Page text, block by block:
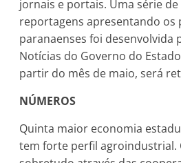
jornais e portais. Uma série de
reportagens apresentando os
paranaenses foi desenvolvida
Notícias do Governo do
partir do mês de maio, será
NÚMEROS
Quinta maior economia
tem forte perfil agroindustrial.